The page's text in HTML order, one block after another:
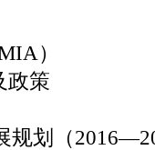
）
政策
规划（